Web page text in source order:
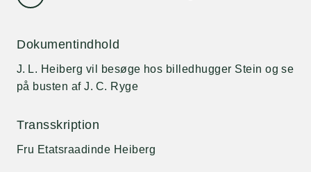
Dokumentindhold
J. L. Heiberg vil besøge hos billedhugger Stein og se
på busten af J. C. Ryge
Transskription
Fru Etatsraadinde Heiberg